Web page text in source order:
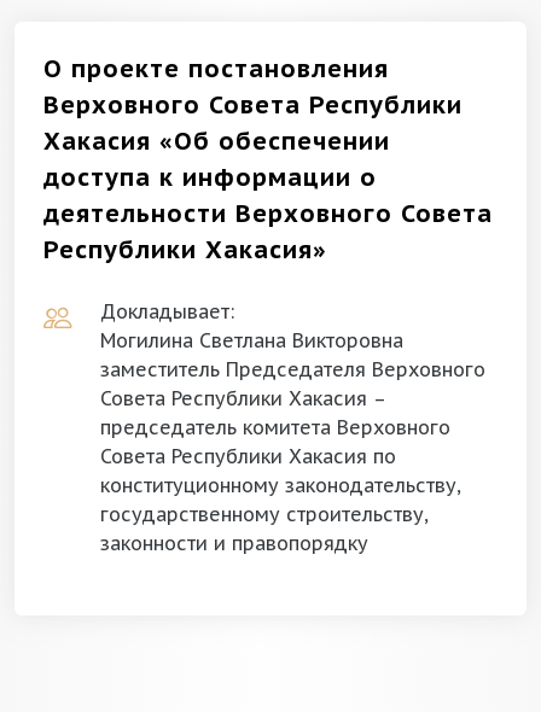
О проекте постановления
Верховного Совета Республики
Хакасия «Об обеспечении
доступа к информации о
деятельности Верховного Совета
Республики Хакасия»
Докладывает:
Могилина Светлана Викторовна
заместитель Председателя Верховного
Совета Республики Хакасия –
председатель комитета Верховного
Совета Республики Хакасия по
конституционному законодательству,
государственному строительству,
законности и правопорядку